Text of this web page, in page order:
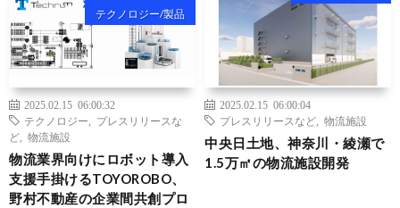
テクノロジー/製品
2025.02.15 06:00:32
テクノロジー
プレスリリースな
ど
物流施設
物流業界向けにロボット導入
支援手掛けるTOYOROBO、
野村不動産の企業間共創プロ
2025.02.15 06:00:04
プレスリリースなど
物流施設
中央日土地、神奈川・綾瀬で
1.5万㎡の物流施設開発